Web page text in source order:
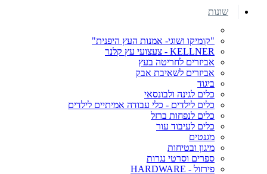
שונות
"קומיקו ושוגי- אמנות העץ היפנית"
KELLNER - צעצועי עץ קלנר
אביזרים לחריטה בעץ
אביזרים לשאיבת אבק
ביגוד
כלים לגינה ולבונסאי
כלים לילדים - כלי עבודה אמיתיים לילדים
כלים לנפחות ברזל
כלים לעיבוד עור
מגנטים
מיגון ובטיחות
ספרים וסרטי נגרות
פירזול - HARDWARE